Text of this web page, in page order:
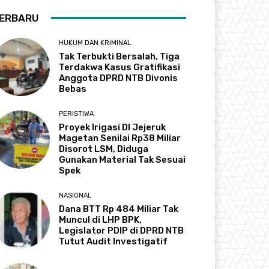
HUKUM DAN KRIMINAL
Tak Terbukti Bersalah, Tiga
Terdakwa Kasus Gratifikasi
Anggota DPRD NTB Divonis
Bebas
PERISTIWA
Proyek Irigasi DI Jejeruk
Magetan Senilai Rp38 Miliar
Disorot LSM, Diduga
Gunakan Material Tak Sesuai
Spek
NASIONAL
Dana BTT Rp 484 Miliar Tak
Muncul di LHP BPK,
Legislator PDIP di DPRD NTB
Tutut Audit Investigatif